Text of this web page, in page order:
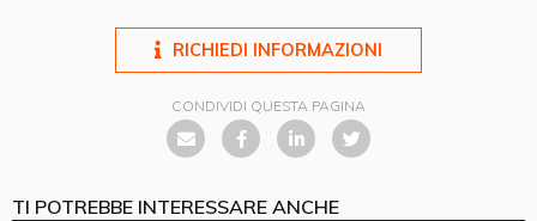
RICHIEDI INFORMAZIONI
CONDIVIDI QUESTA PAGINA
TI POTREBBE INTERESSARE ANCHE